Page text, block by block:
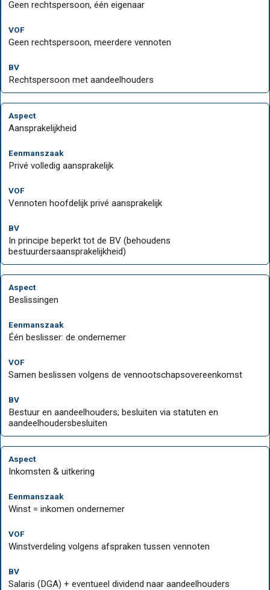
Geen rechtspersoon, één eigenaar
Geen rechtspersoon, meerdere vennoten
Rechtspersoon met aandeelhouders
Aansprakelijkheid
Privé volledig aansprakelijk
Vennoten hoofdelijk privé aansprakelijk
In principe beperkt tot de BV (behoudens
bestuurdersaansprakelijkheid)
Beslissingen
Één beslisser: de ondernemer
Samen beslissen volgens de vennootschapsovereenkomst
Bestuur en aandeelhouders; besluiten via statuten en
aandeelhoudersbesluiten
Inkomsten & uitkering
Winst = inkomen ondernemer
Winstverdeling volgens afspraken tussen vennoten
Salaris (DGA) + eventueel dividend naar aandeelhouders